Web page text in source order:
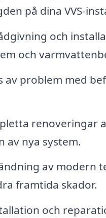
på dina VVS-
och
och
av problem med
renoveringar
av nya system.
av modern
framtida skador.
och